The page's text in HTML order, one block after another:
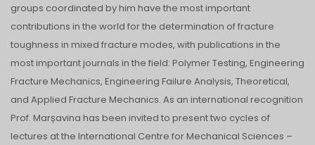
groups coordinated by him have the most important
contributions in the world for the determination of fracture
toughness in mixed fracture modes, with publications in the
most important journals in the field: Polymer Testing, Engineering
Fracture Mechanics, Engineering Failure Analysis, Theoretical,
and Applied Fracture Mechanics. As an international recognition
Prof. Marșavina has been invited to present two cycles of
lectures at the International Centre for Mechanical Sciences –